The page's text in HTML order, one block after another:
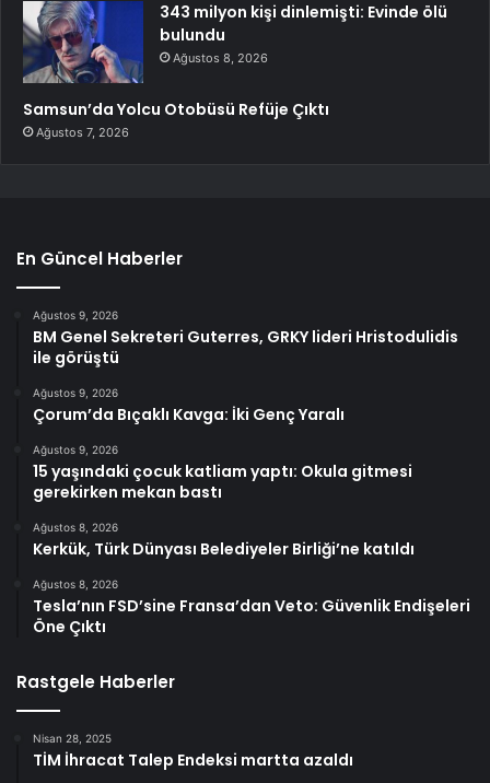
343 milyon kişi dinlemişti: Evinde ölü
bulundu
Ağustos 8, 2026
Samsun’da Yolcu Otobüsü Refüje Çıktı
Ağustos 7, 2026
En Güncel Haberler
Ağustos 9, 2026
BM Genel Sekreteri Guterres, GRKY lideri Hristodulidis
ile görüştü
Ağustos 9, 2026
Çorum’da Bıçaklı Kavga: İki Genç Yaralı
Ağustos 9, 2026
15 yaşındaki çocuk katliam yaptı: Okula gitmesi
gerekirken mekan bastı
Ağustos 8, 2026
Kerkük, Türk Dünyası Belediyeler Birliği’ne katıldı
Ağustos 8, 2026
Tesla’nın FSD’sine Fransa’dan Veto: Güvenlik Endişeleri
Öne Çıktı
Rastgele Haberler
Nisan 28, 2025
TİM İhracat Talep Endeksi martta azaldı